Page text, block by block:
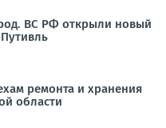
ВС РФ открыли новый
ремонта и хранения
области